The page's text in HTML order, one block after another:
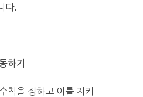
다.
하기
칙을 정하고 이를 지키